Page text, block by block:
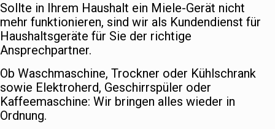
Sollte in Ihrem Haushalt ein Miele-Gerät nicht
mehr funktionieren, sind wir als Kundendienst für
Haushaltsgeräte für Sie der richtige
Ansprechpartner.
Ob Waschmaschine, Trockner oder Kühlschrank
sowie Elektroherd, Geschirrspüler oder
Kaffeemaschine: Wir bringen alles wieder in
Ordnung.